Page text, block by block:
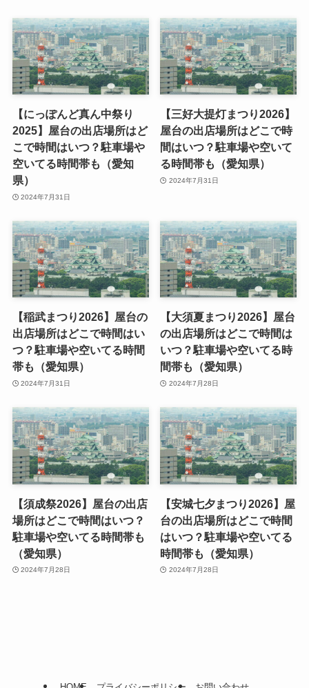
【にっぽんど真ん中祭り
2025】屋台の出店場所はど
こで時間はいつ？駐車場や
空いてる時間帯も（愛知
県）
2024年7月31日
【三好大提灯まつり2026】
屋台の出店場所はどこで時
間はいつ？駐車場や空いて
る時間帯も（愛知県）
2024年7月31日
【稲武まつり2026】屋台の
出店場所はどこで時間はい
つ？駐車場や空いてる時間
帯も（愛知県）
2024年7月31日
【大須夏まつり2026】屋台
の出店場所はどこで時間は
いつ？駐車場や空いてる時
間帯も（愛知県）
2024年7月28日
【須成祭2026】屋台の出店
場所はどこで時間はいつ？
駐車場や空いてる時間帯も
（愛知県）
2024年7月28日
【安城七夕まつり2026】屋
台の出店場所はどこで時間
はいつ？駐車場や空いてる
時間帯も（愛知県）
2024年7月28日